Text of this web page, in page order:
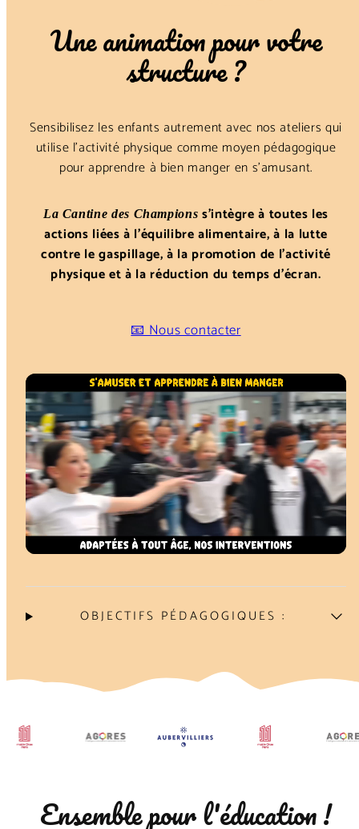
Une animation pour votre
structure ?
Sensibilisez les enfants autrement avec nos ateliers qui
utilise l’activité physique comme moyen pédagogique
pour apprendre à bien manger en s’amusant.
La Cantine des Champions s’intègre à toutes les
actions liées à l’équilibre alimentaire, à la lutte
contre le gaspillage, à la promotion de l’activité
physique et à la réduction du temps d’écran.
📧 Nous contacter
OBJECTIFS PÉDAGOGIQUES :
Ensemble pour l'éducation !